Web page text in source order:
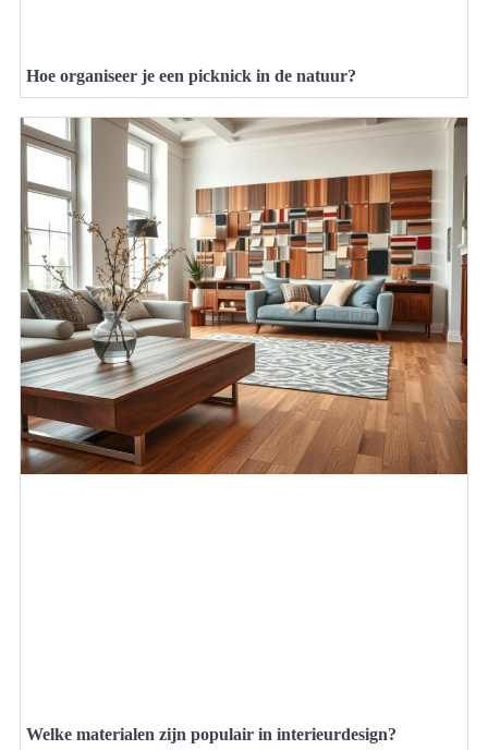
Hoe organiseer je een picknick in de natuur?
Welke materialen zijn populair in interieurdesign?